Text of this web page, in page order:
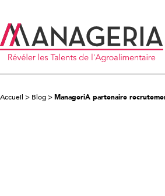
Accueil > Blog>ManageriA partenaire